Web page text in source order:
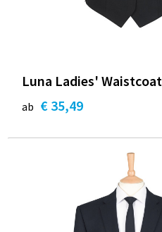
Luna Ladies' Waistcoat
ab € 35,49